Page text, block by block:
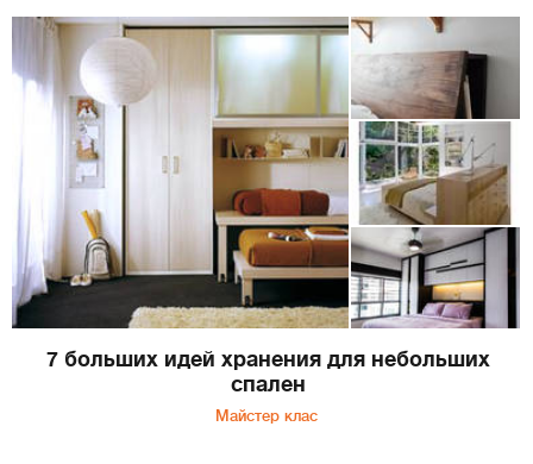
7 больших идей хранения для небольших
спален
Майстер клас